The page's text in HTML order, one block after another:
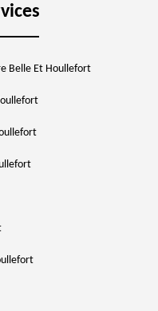
Belle Et Houllefort